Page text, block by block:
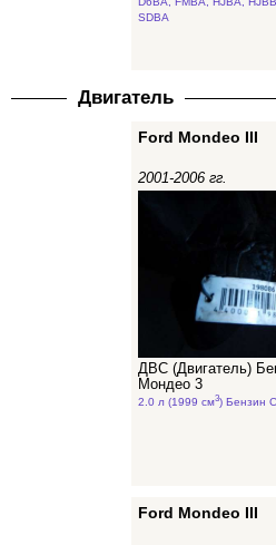
SDBA
Двигатель
Ford Mondeo III
2001-2006 гг.
ДВС (Двигатель)
Мондео 3
2.0 л (1999 см3) Бензин
Ford Mondeo III